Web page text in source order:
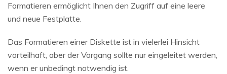
Formatieren ermöglicht Ihnen den Zugriff auf eine leere
und neue Festplatte.
Das Formatieren einer Diskette ist in vielerlei Hinsicht
vorteilhaft, aber der Vorgang sollte nur eingeleitet werden,
wenn er unbedingt notwendig ist.